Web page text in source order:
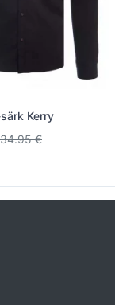
meeste t-särk Kerry
34.95 €